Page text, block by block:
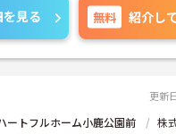
を見る 無料 紹介し
更新
ートフルホーム小鹿公園前 株